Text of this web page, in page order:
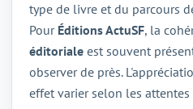
type de livre et du parcours
Pour Éditions ActuSF, la
éditoriale est souvent
observer de près.
effet varier selon les